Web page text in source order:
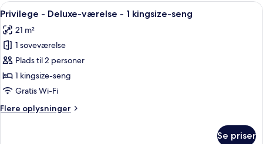
2
enkeltsenge
Indlæs
alle
billeder
af
Privilege
-
Deluxe-
-
Et hotelværelse med en stor seng,
11
Privilege - Deluxe-værelse - 1 kingsize-seng
21 m²
1 soveværelse
Plads til 2 personer
1 kingsize-seng
Gratis Wi-Fi
Flere oplysninger
Flere
Se priser